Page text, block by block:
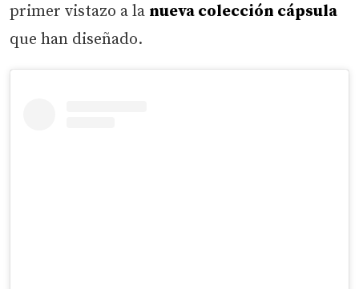
primer vistazo a la nueva colección cápsula
que han diseñado.